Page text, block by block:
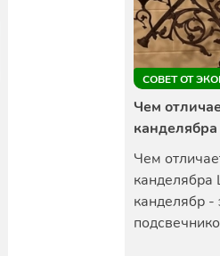
СОВЕТ ОТ
Чем
канделябра
Чем
канделябр -